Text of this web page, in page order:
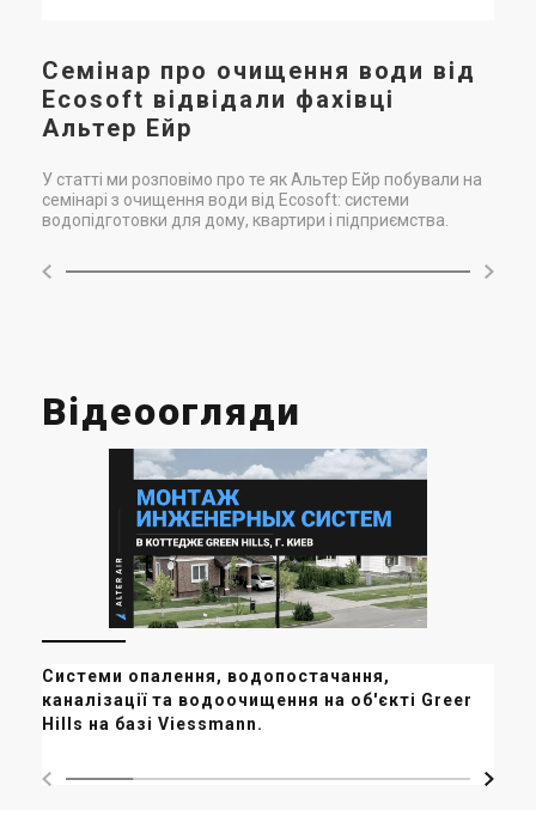
Семінар про очищення води від
Ecosoft відвідали фахівці
Альтер Ейр
У статті ми розповімо про те як Альтер Ейр побували на
семінарі з очищення води від Ecosoft: системи
водопідготовки для дому, квартири і підприємства.
Відеоогляди
Системи опалення, водопостачання,
каналізації та водоочищення на об'єкті Green
Hills на базі Viessmann.